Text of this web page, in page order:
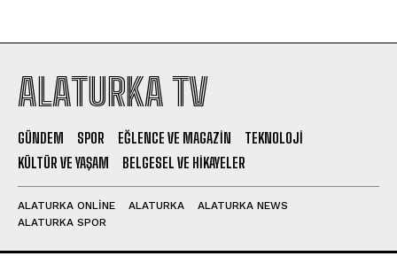
ALATURKA TV
GÜNDEM SPOR EĞLENCE VE MAGAZIN
TEKNOLOJI
KÜLTÜR VE YAŞAM
BELGESEL VE HIKAYELER
ALATURKA ONLINE ALATURKA
ALATURKA NEWS
ALATURKA SPOR